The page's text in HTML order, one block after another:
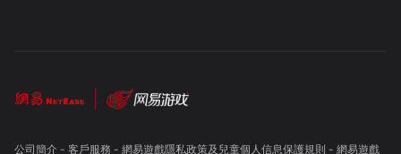
公司簡介- 客戶服務 - 網易遊戲隱私政策及兒童個人信息保護規則 - 網易遊戲